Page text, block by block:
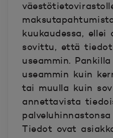
kuukaudessa, ellei
sovittu, että
useammin.
useammin kuin
tai muulla kuin
annettavista
Tiedot ovat